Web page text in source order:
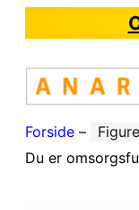
Forside –
Du er